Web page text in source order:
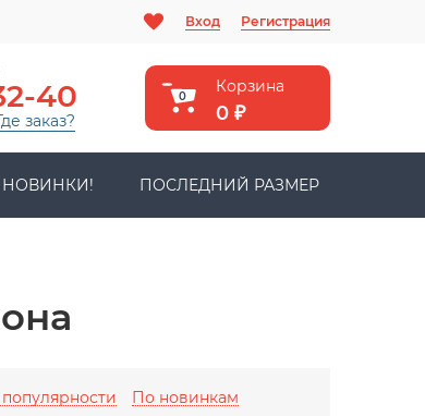
Вход Регистрация
40
заказ?
Корзина
0
0 ₽
НОВИНКИ! ПОСЛЕДНИЙ РАЗМЕР
По новинкам